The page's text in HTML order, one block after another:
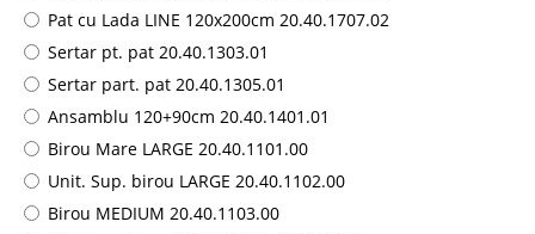
Pat cu Lada LINE 120x200cm 20.40.1707.02
Sertar pt. pat 20.40.1303.01
Sertar part. pat 20.40.1305.01
Ansamblu 120+90cm 20.40.1401.01
Birou Mare LARGE 20.40.1101.00
Unit. Sup. birou LARGE 20.40.1102.00
Birou MEDIUM 20.40.1103.00